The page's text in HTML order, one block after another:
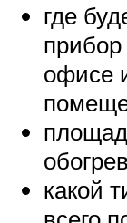
где
прибор
офисе
какой